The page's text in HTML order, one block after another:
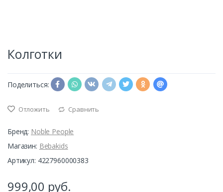
Колготки
Поделиться:
Отложить Сравнить
Бренд: Noble People
Магазин: Bebakids
Артикул: 4227960000383
999,00 руб.